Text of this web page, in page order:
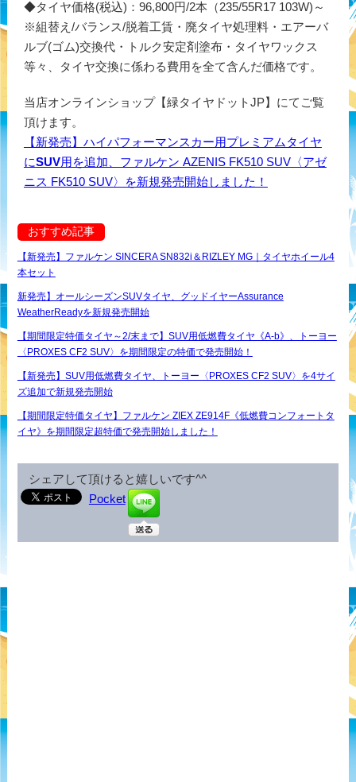
◆タイヤ価格(税込)：96,800円/2本（235/55R17 103W)～
※組替え/バランス/脱着工賃・廃タイヤ処理料・エアーバ
ルブ(ゴム)交換代・トルク安定剤塗布・タイヤワックス
等々、タイヤ交換に係わる費用を全て含んだ価格です。
当店オンラインショップ【緑タイヤドットJP】にてご覧
頂けます。
【新発売】ハイパフォーマンスカー用プレミアムタイヤ
にSUV用を追加、ファルケン AZENIS FK510 SUV〈アゼ
ニス FK510 SUV〉を新規発売開始しました！
おすすめ記事
【新発売】ファルケン SINCERA SN832i＆RIZLEY MG｜タイヤホイール4
本セット
新発売】オールシーズンSUVタイヤ、グッドイヤーAssurance
WeatherReadyを新規発売開始
【期間限定特価タイヤ～2/末まで】SUV用低燃費タイヤ《A-b》、トーヨー
〈PROXES CF2 SUV〉を期間限定の特価で発売開始！
【新発売】SUV用低燃費タイヤ、トーヨー〈PROXES CF2 SUV〉を4サイ
ズ追加で新規発売開始
【期間限定特価タイヤ】ファルケン ZIEX ZE914F《低燃費コンフォートタ
イヤ》を期間限定超特価で発売開始しました！
シェアして頂けると嬉しいです^^
Pocket